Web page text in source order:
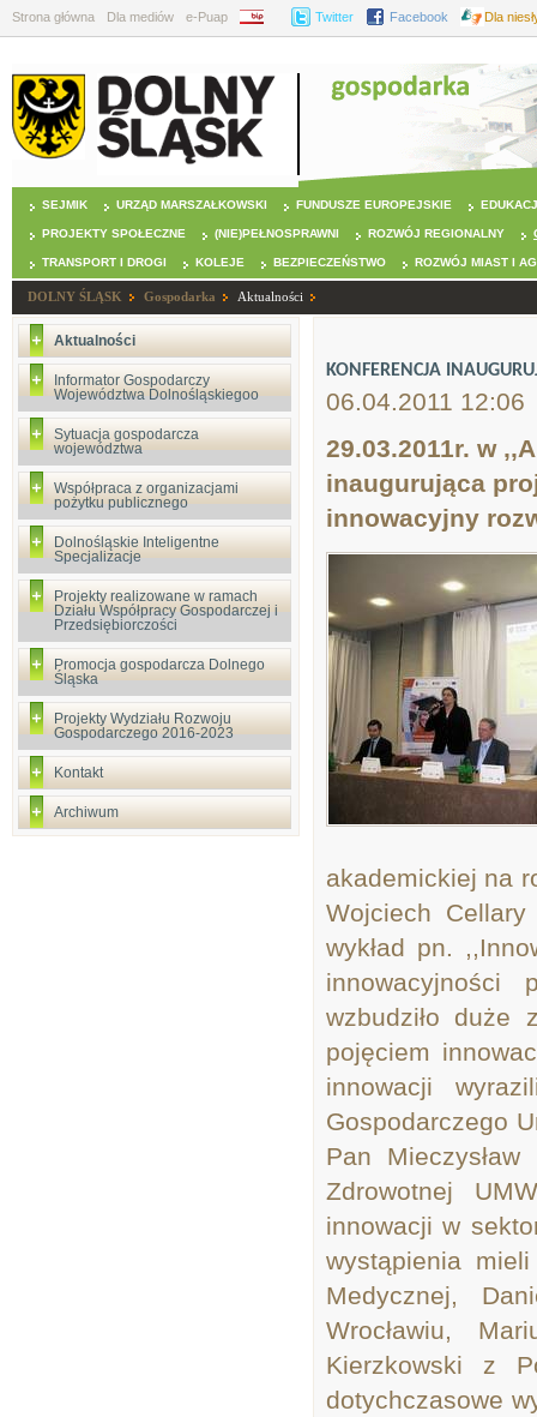
Strona główna Dla mediów e-Puap BIP Twitter Facebook Dla
SEJMIK URZĄD MARSZAŁKOWSKI FUNDUSZE EUROPEJSKIE
PROJEKTY SPOŁECZNE (NIE)PEŁNOSPRAWNI ROZWÓJ REGIONALNY
TRANSPORT I DROGI KOLEJE BEZPIECZEŃSTWO ROZWÓJ MIAST I
DOLNY ŚLĄSK Gospodarka Aktualności
Aktualności
Informator Gospodarczy
Województwa Dolnośląskiegoo
Sytuacja gospodarcza
województwa
Współpraca z organizacjami
pożytku publicznego
Dolnośląskie Inteligentne
Specjalizacje
Projekty realizowane w ramach
Działu Współpracy Gospodarczej i
Przedsiębiorczości
Promocja gospodarcza Dolnego
Śląska
Projekty Wydziału Rozwoju
Gospodarczego 2016-2023
Kontakt
Archiwum
KONFERENCJA
06.04.2011 12:06
29.03.2011r. w
inaugurująca
innowacyjny
akademickiej na
Wojciech Cellary
wykład pn.
innowacyjności
wzbudziło duże
pojęciem
innowacji
Gospodarczego
Pan
Zdrowotnej
innowacji w
wystąpienia
Medycznej,
Wrocławiu,
Kierzkowski z
dotychczasowe